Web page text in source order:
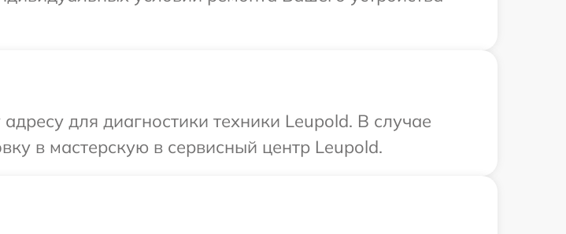
для диагностики техники Leupold. В случае
в мастерскую в сервисный центр Leupold.